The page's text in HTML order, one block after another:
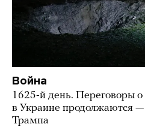
Война
1625-й день. Переговоры
в Украине продолжаются
Трампа